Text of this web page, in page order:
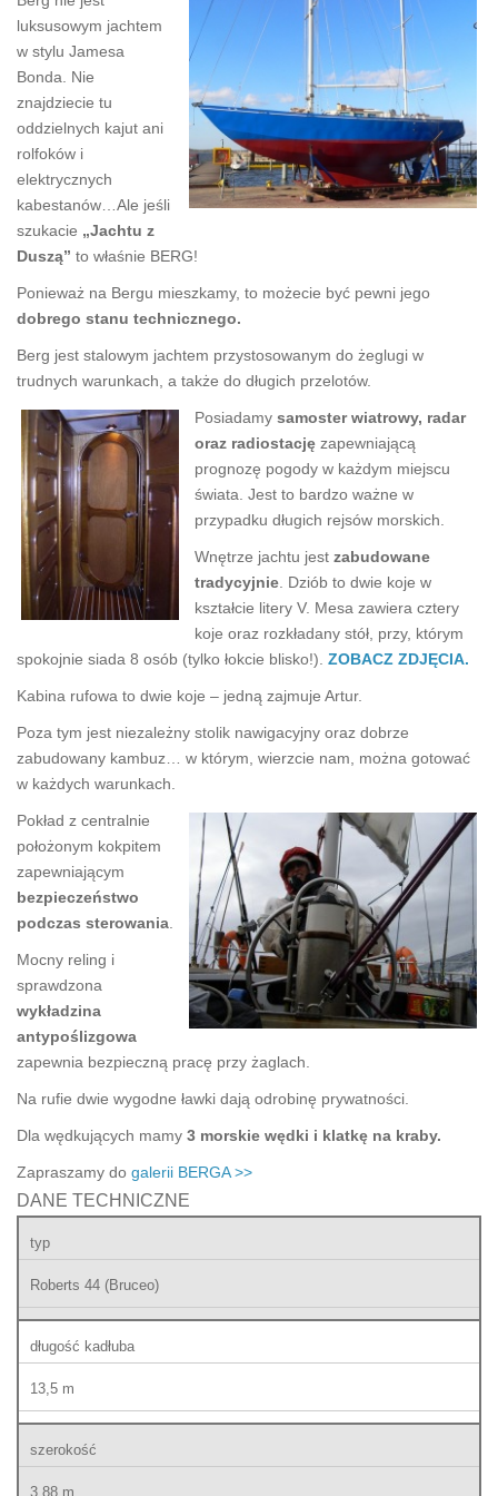
t
i
o
luksusowym jachtem
w stylu Jamesa
Bonda. Nie
znajdziecie tu
oddzielnych kajut ani
rolfoków i
elektrycznych
kabestanów…Ale jeśli
szukacie „Jachtu z
Duszą” to właśnie BERG!
Ponieważ na Bergu mieszkamy, to możecie być pewni jego
dobrego stanu technicznego.
Berg jest stalowym jachtem przystosowanym do żeglugi w
trudnych warunkach, a także do długich przelotów.
Posiadamy samoster wiatrowy, radar
oraz radiostację zapewniającą
prognozę pogody w każdym miejscu
świata. Jest to bardzo ważne w
przypadku długich rejsów morskich.
Wnętrze jachtu jest zabudowane
tradycyjnie . Dziób to dwie koje w
kształcie litery V. Mesa zawiera cztery
koje oraz rozkładany stół, przy, którym
spokojnie siada 8 osób (tylko łokcie blisko!). ZOBACZ ZDJĘCIA.
Kabina rufowa to dwie koje – jedną zajmuje Artur.
Poza tym jest niezależny stolik nawigacyjny oraz dobrze
zabudowany kambuz… w którym, wierzcie nam, można gotować
w każdych warunkach.
Pokład z centralnie
położonym kokpitem
zapewniającym
bezpieczeństwo
podczas sterowania
Mocny reling i
sprawdzona
wykładzina
antypoślizgowa
zapewnia bezpieczną pracę przy żaglach.
Na rufie dwie wygodne ławki dają odrobinę prywatności.
Dla wędkujących mamy 3 morskie wędki i klatkę na kraby.
Zapraszamy do galerii BERGA >>
DANE TECHNICZNE
typ
Roberts 44 (Bruceo)
długość kadłuba
13,5 m
szerokość
3,88 m